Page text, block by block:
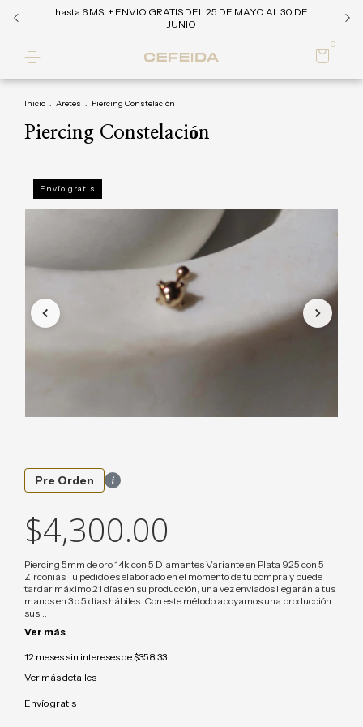
hasta 6 MSI + ENVIO GRATIS DEL 25 DE MAYO AL 30 DE
JUNIO
0
Inicio Aretes Piercing Constelación
Piercing Constelación
Envío gratis
Pre Orden i
$4,300.00
Piercing 5mm de oro 14k con 5 Diamantes Variante en Plata 925 con 5
Zirconias Tu pedido es elaborado en el momento de tu compra y puede
tardar máximo 21 días en su producción, una vez enviados llegarán a tus
manos en 3 o 5 días hábiles. Con este método apoyamos una producción
sus...
Ver más
12 meses sin intereses de$358.33
Ver más detalles
Envío gratis